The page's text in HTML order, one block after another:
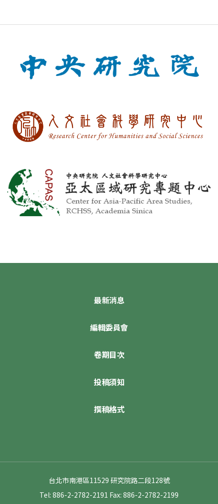
最新消息
編輯委員會
卷期目次
投稿須知
撰稿格式
台北市南港區11529 研究院路二段128號
Tel: 886-2-2782-2191 Fax: 886-2-2782-2199